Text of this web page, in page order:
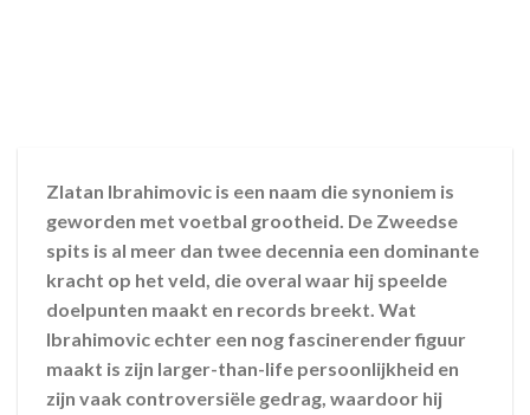
Zlatan Ibrahimovic is een naam die synoniem is
geworden met voetbal grootheid. De Zweedse
spits is al meer dan twee decennia een dominante
kracht op het veld, die overal waar hij speelde
doelpunten maakt en records breekt. Wat
Ibrahimovic echter een nog fascinerender figuur
maakt is zijn larger-than-life persoonlijkheid en
zijn vaak controversiële gedrag, waardoor hij